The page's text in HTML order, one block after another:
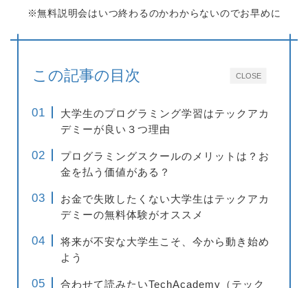
※無料説明会はいつ終わるのかわからないのでお早めに
CLOSE
この記事の目次
大学生のプログラミング学習はテックアカ
デミーが良い３つ理由
プログラミングスクールのメリットは？お
金を払う価値がある？
お金で失敗したくない大学生はテックアカ
デミーの無料体験がオススメ
将来が不安な大学生こそ、今から動き始め
よう
合わせて読みたいTechAcademy（テック